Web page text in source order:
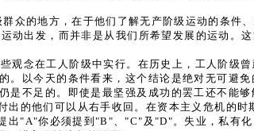
众的地方，在于他们了解无产阶级运动的条件
动出发，而并非是从我们所希望发展的运动。
念在工人阶级中实行。在历史上，工人阶级
以今天的条件看来，这个结论是绝对无可避
不足的。即使是最坚强及成功的罢工还不能
的他们可以从右手收回。在资本主义危机的
"A"你必须提到"B"、"C"及"D"。失业，私有